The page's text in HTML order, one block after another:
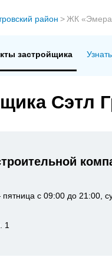
район > ЖК
застройщика
Сэтл
с 09:00 до 21:00,
1